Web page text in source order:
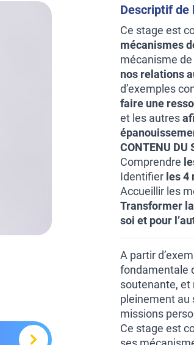
Descriptif de
Ce stage est
mécanismes
mécanisme
nos relations
d’exemples
faire une
et les autres
CONTENU DU
Comprendre
Identifier les
Accueillir les
Transformer
soi et pour
A partir
fondamentale
soutenante, et
pleinement au
missions
Ce stage est